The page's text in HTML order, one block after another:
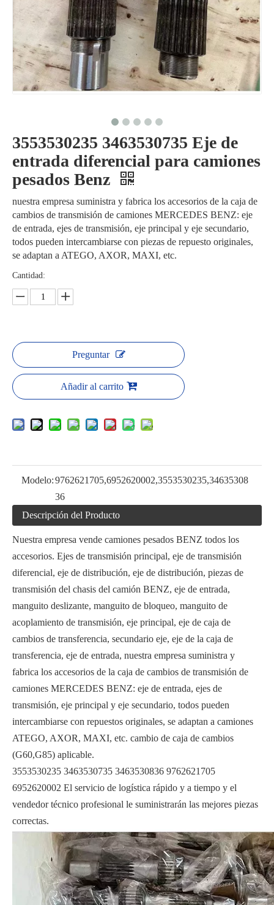
3553530235 3463530735 Eje de
entrada diferencial para camiones
pesados ​​Benz
nuestra empresa suministra y fabrica los accesorios de la caja de
cambios de transmisión de camiones MERCEDES BENZ: eje
de entrada, ejes de transmisión, eje principal y eje secundario,
todos pueden intercambiarse con piezas de repuesto originales,
se adaptan a ATEGO, AXOR, MAXI, etc.
Cantidad:
Preguntar
Añadir al carrito
Modelo:9762621705,6952620002,3553530235,34635308
36
Descripción del Producto
Nuestra empresa vende camiones pesados ​​BENZ todos los
accesorios. Ejes de transmisión principal, eje de transmisión
diferencial, eje de distribución, eje de distribución, piezas de
transmisión del chasis del camión BENZ, eje de entrada,
manguito deslizante, manguito de bloqueo, manguito de
acoplamiento de transmisión, eje principal, eje de caja de
cambios de transferencia, secundario eje, eje de la caja de
transferencia, eje de entrada, nuestra empresa suministra y
fabrica los accesorios de la caja de cambios de transmisión de
camiones MERCEDES BENZ: eje de entrada, ejes de
transmisión, eje principal y eje secundario, todos pueden
intercambiarse con repuestos originales, se adaptan a camiones
ATEGO, AXOR, MAXI, etc. cambio de caja de cambios
(G60,G85) aplicable.
3553530235 3463530735 3463530836 9762621705
6952620002 El servicio de logística rápido y a tiempo y el
vendedor técnico profesional le suministrarán las mejores piezas
correctas.